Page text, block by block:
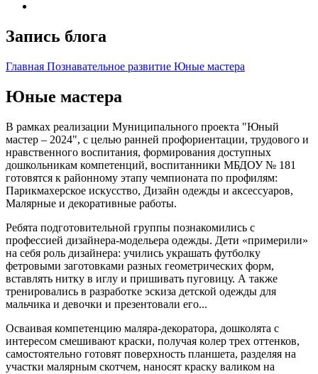
Запись блога
Главная Познавательное развитие Юные мастера
Юные мастера
В рамках реализации Муниципального проекта "Юный
мастер – 2024", с целью ранней профориентации, трудового и
нравственного воспитания, формирования доступных
дошкольникам компетенций, воспитанники МБДОУ № 181
готовятся к районному этапу чемпионата по профилям:
Парикмахерское искусство, Дизайн одежды и аксессуаров,
Малярные и декоративные работы.
Ребята подготовительной группы познакомились с
профессией дизайнера-модельера одежды. Дети «примерили»
на себя роль дизайнера: учились украшать футболку
фетровыми заготовками разных геометрических форм,
вставлять нитку в иглу и пришивать пуговицу. А также
тренировались в разработке эскиза детской одежды для
мальчика и девочки и презентовали его...
Осваивая компетенцию маляра-декоратора, дошколята с
интересом смешивают краски, получая колер трех оттенков,
самостоятельно готовят поверхность планшета, разделяя на
участки малярным скотчем, наносят краску валиком на